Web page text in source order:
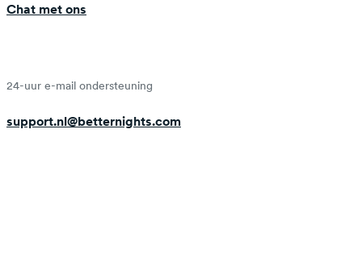
Chat met ons
24-uur e-mail ondersteuning
support.nl@betternights.com